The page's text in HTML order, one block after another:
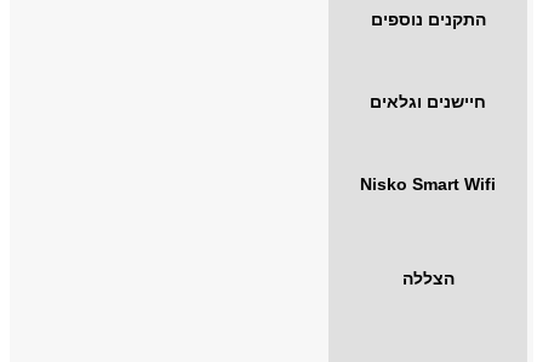
התקנים נוספים
חיישנים וגלאים
Nisko Smart Wifi
הצללה